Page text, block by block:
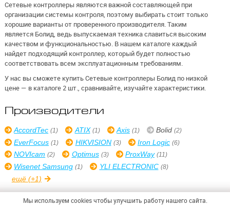
Сетевые контроллеры являются важной составляющей при
организации системы контроля, поэтому выбирать стоит только
хорошие варианты от проверенного производителя. Таким
является Болид, ведь выпускаемая техника славиться высоким
качеством и функциональностью. В нашем каталоге каждый
найдет подходящий контроллер, который будет полностью
соответствовать всем эксплуатационным требованиям.
У нас вы сможете купить Сетевые контроллеры Болид по низкой
цене — в каталоге 2 шт., сравнивайте, изучайте характеристики.
Производители
AccordTec (1) ATIX (1) Axis (1) Bolid (2)
EverFocus (1) HIKVISION (3) Iron Logic (6)
NOVIcam (2) Optimus (3) ProxWay (11)
Wisenet Samsung (1) YLI ELECTRONIC (8)
ещё (+1)
Мы используем cookies чтобы улучшить работу нашего сайта.